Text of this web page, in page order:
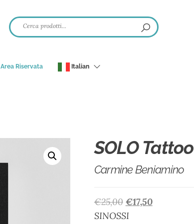
Area Riservata Italian
SOLO
Carmine Beniamino
€25,00 €17,50
SINOSSI